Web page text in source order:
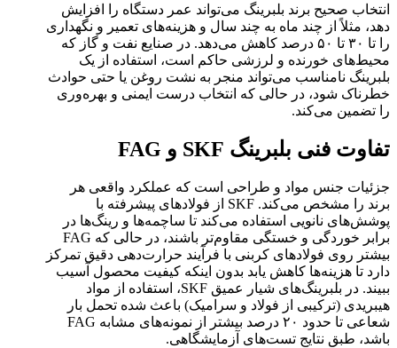
انتخاب صحیح برند بلبرینگ می‌تواند عمر دستگاه را افزایش
‌دهد، مثلاً از چند ماه به چند سال و هزینه‌های تعمیر و نگهداری
را تا ۳۰ تا ۵۰ درصد کاهش می‌دهد. در صنایع نفت و گاز که
محیط‌های خورنده و لرزشی حاکم است، استفاده از یک
بلبرینگ نامناسب می‌تواند منجر به نشت روغن یا حتی حوادث
خطرناک شود، در حالی که انتخاب درست ایمنی و بهره‌وری
را تضمین می‌کند.
تفاوت فنی بلبرینگ SKF و FAG
جزئیات جنس مواد و طراحی است که عملکرد واقعی هر
برند را مشخص می‌کند. SKF از فولادهای پیشرفته با
پوشش‌های نانویی استفاده می‌کند تا ساچمه‌ها و رینگ‌ها در
برابر خوردگی و خستگی مقاوم‌تر باشند، در حالی که FAG
بیشتر روی فولادهای کربنی با فرآیند حرارت‌دهی دقیق تمرکز
دارد تا هزینه‌ها کاهش یابد بدون اینکه کیفیت محصول آسیب
ببیند. در بلبرینگ‌های شیار عمیق SKF، استفاده از مواد
هیبریدی (ترکیبی از فولاد و سرامیک) باعث شده تحمل بار
شعاعی تا حدود ۲۰ درصد بیشتر از نمونه‌های مشابه FAG
باشد، طبق نتایج تست‌های آزمایشگاهی.